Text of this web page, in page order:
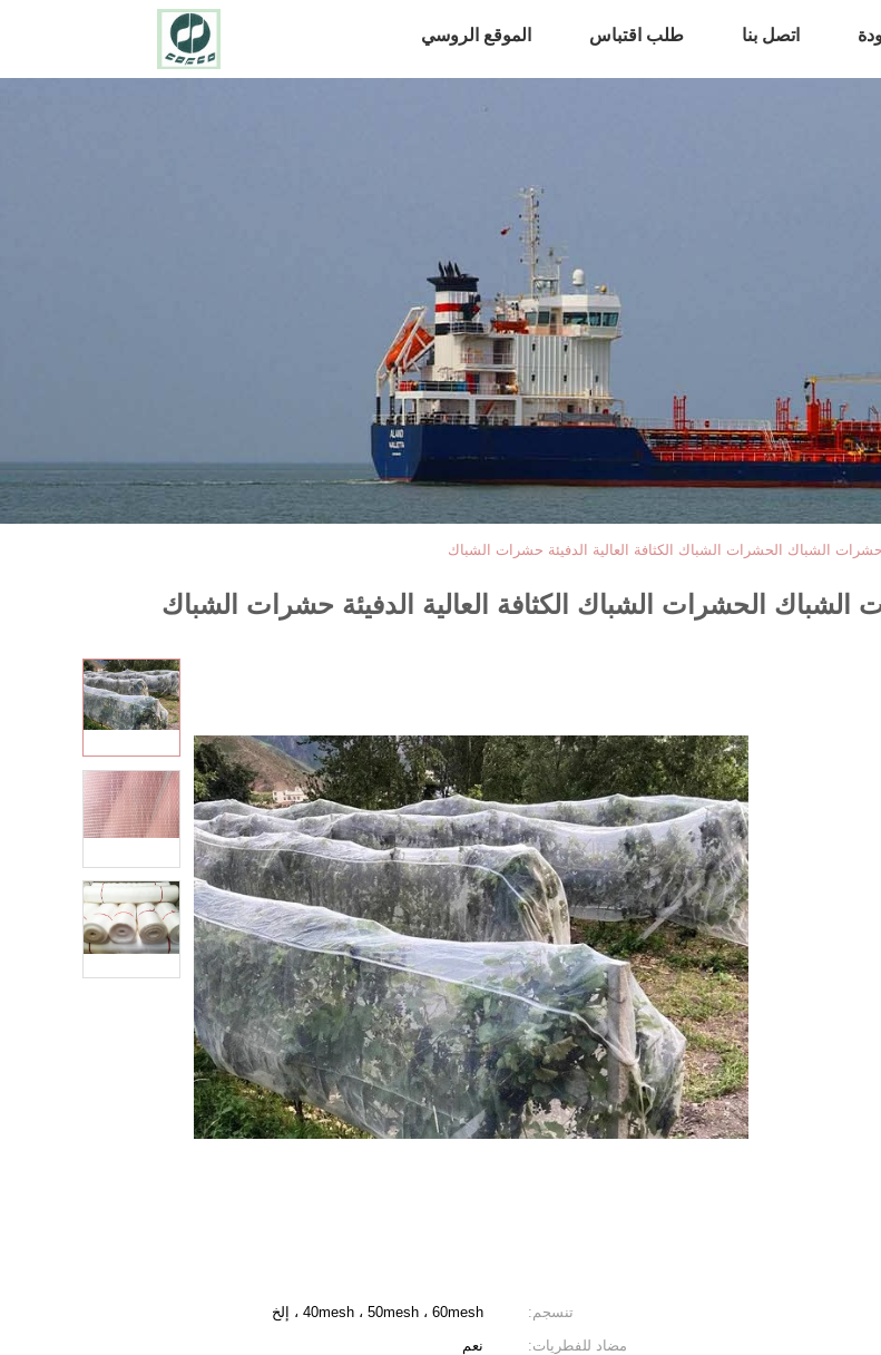
اتصل بنا طلب اقتباس الموقع الروسي
الشباك الحشرات الشباك الكثافة العالية الدفيئة حشرات الشباك
الشباك الحشرات الشباك الكثافة العالية الدفيئة حشرات الشباك
تنسجم:
40mesh ، 50mesh ، 60mesh ، إلخ
مضاد للفطريات:
نعم